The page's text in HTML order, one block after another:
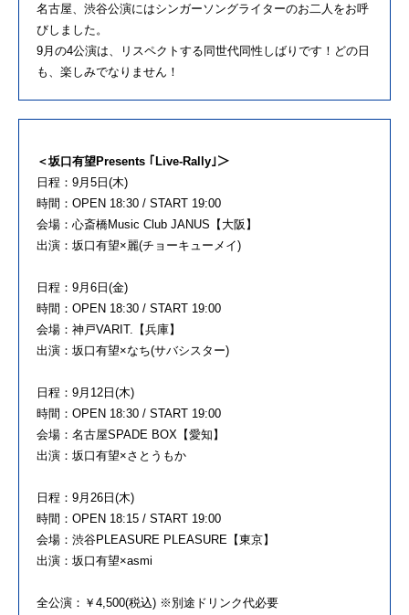
名古屋、渋谷公演にはシンガーソングライターのお二人をお呼
びしました。
9月の4公演は、リスペクトする同世代同性しばりです！どの日
も、楽しみでなりません！
＜坂口有望Presents ｢Live-Rally｣＞
日程：9月5日(木)
時間：OPEN 18:30 / START 19:00
会場：心斎橋Music Club JANUS【大阪】
出演：坂口有望×麗(チョーキューメイ)
日程：9月6日(金)
時間：OPEN 18:30 / START 19:00
会場：神戸VARIT.【兵庫】
出演：坂口有望×なち(サバシスター)
日程：9月12日(木)
時間：OPEN 18:30 / START 19:00
会場：名古屋SPADE BOX【愛知】
出演：坂口有望×さとうもか
日程：9月26日(木)
時間：OPEN 18:15 / START 19:00
会場：渋谷PLEASURE PLEASURE【東京】
出演：坂口有望×asmi
全公演：￥4,500(税込) ※別途ドリンク代必要